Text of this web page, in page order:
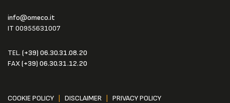
info@omeco.it
IT 00955631007
TEL. (+39) 06.30.31.08.20
FAX(+39) 06.30.31.12.20
COOKIE POLICY DISCLAIMER
PRIVACY POLICY